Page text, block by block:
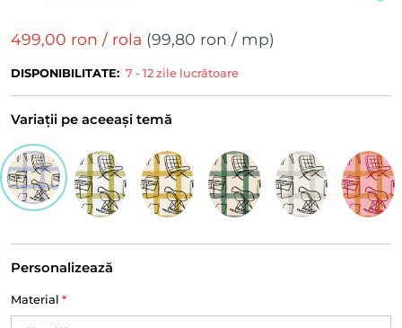
499,00 ron / rola (99,80 ron / mp)
DISPONIBILITATE: 7 - 12 zile lucrătoare
Variații pe aceeași temă
Personalizează
Material *